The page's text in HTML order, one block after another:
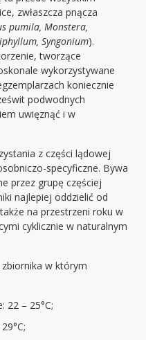
zwłaszcza pnącza
pumila, Monstera,
Syngonium).
tworzące
wykorzystywane
koniecznie
podwodnych
uwięznąć i w
z części lądowej
specyficzne. Bywa
przez grupę częściej
najlepiej oddzielić od
na przestrzeni roku w
cyklicznie w naturalnym
w którym
22 – 25°C;